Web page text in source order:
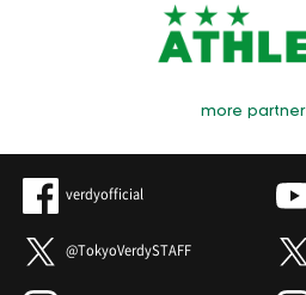
more partner
verdyofficial
@TokyoVerdySTAFF